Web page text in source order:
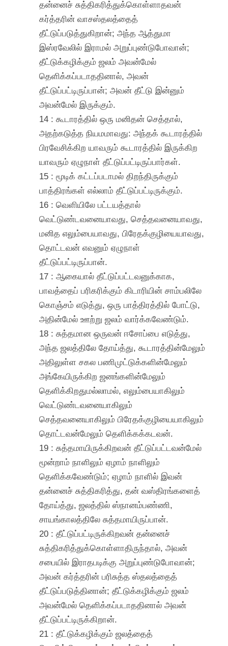
தன்னைச் சுத்திகரித்துக்கொள்ளாதவன்
கர்த்தரின் வாசஸ்தலத்தைத்
தீட்டுப்படுத்துகிறான்; அந்த ஆத்துமா
இஸ்ரவேலில் இராமல் அறுப்புண்டுபோவான்;
தீட்டுக்கழிக்கும் ஜலம் அவன்மேல்
தெளிக்கப்படாததினால், அவன்
தீட்டுப்பட்டிருப்பான்; அவன் தீட்டு இன்னும்
அவன்மேல் இருக்கும்.
14 : கூடாரத்தில் ஒரு மனிதன் செத்தால்,
அதற்கடுத்த நியமமாவது: அந்தக் கூடாரத்தில்
பிரவேசிக்கிற யாவரும் கூடாரத்தில் இருக்கிற
யாவரும் ஏழுநாள் தீட்டுப்பட்டிருப்பார்கள்.
15 : மூடிக் கட்டப்படாமல் திறந்திருக்கும்
பாத்திரங்கள் எல்லாம் தீட்டுப்பட்டிருக்கும்.
16 : வெளியிலே பட்டயத்தால்
வெட்டுண்டவனையாவது, செத்தவனையாவது,
மனித எலும்பையாவது, பிரேதக்குழியையாவது,
தொட்டவன் எவனும் ஏழுநாள்
தீட்டுப்பட்டிருப்பான்.
17 : ஆகையால் தீட்டுப்பட்டவனுக்காக,
பாவத்தைப் பரிகரிக்கும் கிடாரியின் சாம்பலிலே
கொஞ்சம் எடுத்து, ஒரு பாத்திரத்தில் போட்டு,
அதின்மேல் ஊற்று ஜலம் வார்க்கவேண்டும்.
18 : சுத்தமான ஒருவன் ஈசோப்பை எடுத்து,
அந்த ஜலத்திலே தோய்த்து, கூடாரத்தின்மேலும்
அதிலுள்ள சகல பணிமுட்டுக்களின்மேலும்
அங்கேயிருக்கிற ஜனங்களின்மேலும்
தெளிக்கிறதுமல்லாமல், எலும்பையாகிலும்
வெட்டுண்டவனையாகிலும்
செத்தவனையாகிலும் பிரேதக்குழியையாகிலும்
தொட்டவன்மேலும் தெளிக்கக்கடவன்.
19 : சுத்தமாயிருக்கிறவன் தீட்டுப்பட்டவன்மேல்
மூன்றாம் நாளிலும் ஏழாம் நாளிலும்
தெளிக்கவேண்டும்; ஏழாம் நாளில் இவன்
தன்னைச் சுத்திகரித்து, தன் வஸ்திரங்களைத்
தோய்த்து, ஜலத்தில் ஸ்நானம்பண்ணி,
சாயங்காலத்திலே சுத்தமாயிருப்பான்.
20 : தீட்டுப்பட்டிருக்கிறவன் தன்னைச்
சுத்திகரித்துக்கொள்ளாதிருந்தால், அவன்
சபையில் இராதபடிக்கு அறுப்புண்டுபோவான்;
அவன் கர்த்தரின் பரிசுத்த ஸ்தலத்தைத்
தீட்டுப்படுத்தினான்; தீட்டுக்கழிக்கும் ஜலம்
அவன்மேல் தெளிக்கப்படாததினால் அவன்
தீட்டுப்பட்டிருக்கிறான்.
21 : தீட்டுக்கழிக்கும் ஜலத்தைத்